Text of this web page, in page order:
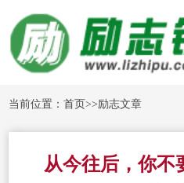
当前位置：首页>>励志文章
从今往后，你不